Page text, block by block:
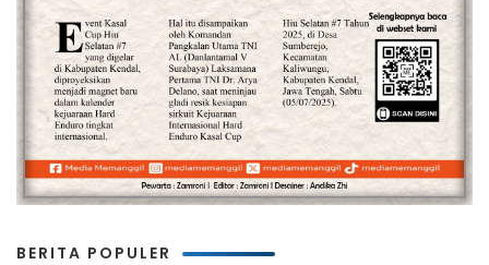
BERITA POPULER